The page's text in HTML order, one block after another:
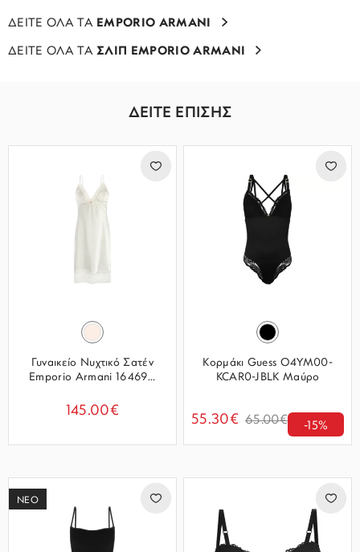
ΔΕΙΤΕ ΟΛΑ ΤΑ EMPORIO ARMANI
ΔΕΙΤΕ ΟΛΑ ΤΑΣΛΙΠ EMPORIO ARMANI
ΔΕΙΤΕ ΕΠΙΣΗΣ
Γυναικείο Νυχτικό Σατέν
Emporio Armani 16469...
145.00€
Κορμάκι Guess O4YM00-
KCAR0-JBLK Μαύρο
55.30€ 65.00€ -15%
ΝΕΟ